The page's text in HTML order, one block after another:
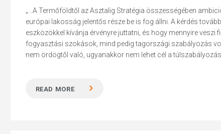
„...A Termőföldtől az Asztalig Stratégia összességében
európai lakosság jelentős része be is fog állni. A kérdés
eszközökkel kívánja érvényre juttatni, és hogy mennyire
fogyasztási szokások, mind pedig tagországi szabályozás
nem ördögtől való, ugyanakkor nem lehet cél a
READ MORE